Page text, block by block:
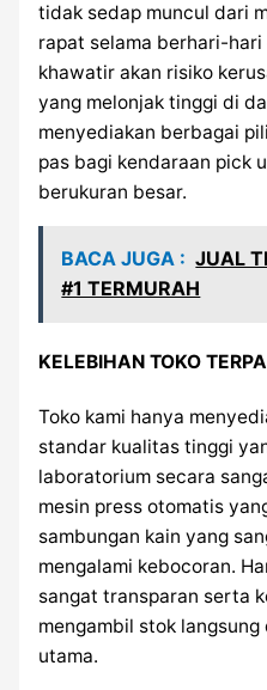
tidak sedap muncul dari
rapat selama berhari-
khawatir akan risiko
yang melonjak tinggi di
menyediakan berbagai
pas bagi kendaraan pick
berukuran besar.
BACA JUGA : JUAL
#1 TERMURAH
KELEBIHAN TOKO
Toko kami hanya
standar kualitas tinggi
laboratorium secara
mesin press otomatis
sambungan kain yang
mengalami kebocoran.
sangat transparan serta
mengambil stok
utama.